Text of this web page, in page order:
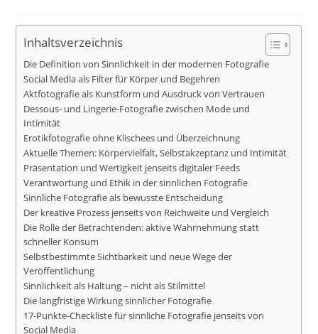
Inhaltsverzeichnis
Die Definition von Sinnlichkeit in der modernen Fotografie
Social Media als Filter für Körper und Begehren
Aktfotografie als Kunstform und Ausdruck von Vertrauen
Dessous- und Lingerie-Fotografie zwischen Mode und
Intimität
Erotikfotografie ohne Klischees und Überzeichnung
Aktuelle Themen: Körpervielfalt, Selbstakzeptanz und Intimität
Präsentation und Wertigkeit jenseits digitaler Feeds
Verantwortung und Ethik in der sinnlichen Fotografie
Sinnliche Fotografie als bewusste Entscheidung
Der kreative Prozess jenseits von Reichweite und Vergleich
Die Rolle der Betrachtenden: aktive Wahrnehmung statt
schneller Konsum
Selbstbestimmte Sichtbarkeit und neue Wege der
Veröffentlichung
Sinnlichkeit als Haltung – nicht als Stilmittel
Die langfristige Wirkung sinnlicher Fotografie
17-Punkte-Checkliste für sinnliche Fotografie jenseits von
Social Media